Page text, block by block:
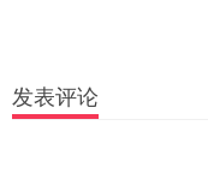
发表评论